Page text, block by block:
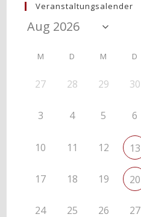
Veranstaltungsalender
M D M D
27 28 29 30
3 4 5 6
10 11 12 13
17 18 19 20
24 25 26 27